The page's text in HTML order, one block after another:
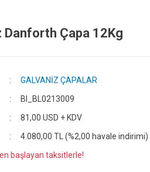
Danforth Çapa 12Kg
GALVANİZ ÇAPALAR
Bl_BL0213009
81,00 USD + KDV
4.080,00 TL (%2,00 havale indirimi)
başlayan taksitlerle!